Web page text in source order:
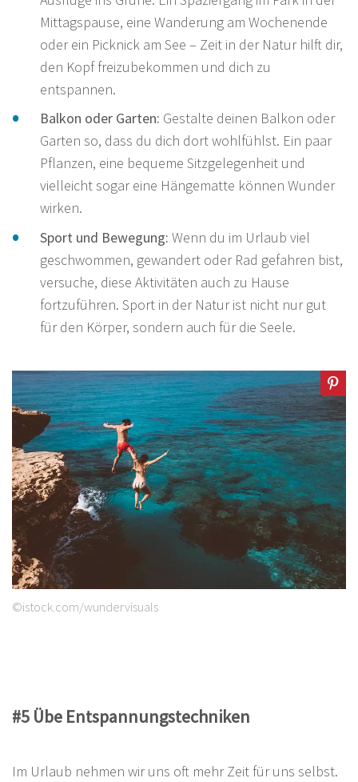
Mittagspause, eine Wanderung am Wochenende
oder ein Picknick am See – Zeit in der Natur hilft dir,
den Kopf freizubekommen und dich zu
entspannen.
Balkon oder Garten: Gestalte deinen Balkon oder
Garten so, dass du dich dort wohlfühlst. Ein paar
Pflanzen, eine bequeme Sitzgelegenheit und
vielleicht sogar eine Hängematte können Wunder
wirken.
Sport und Bewegung: Wenn du im Urlaub viel
geschwommen, gewandert oder Rad gefahren bist,
versuche, diese Aktivitäten auch zu Hause
fortzuführen. Sport in der Natur ist nicht nur gut
für den Körper, sondern auch für die Seele.
©istock.com/wundervisuals
#5 Übe Entspannungstechniken
Im Urlaub nehmen wir uns oft mehr Zeit für uns selbst.